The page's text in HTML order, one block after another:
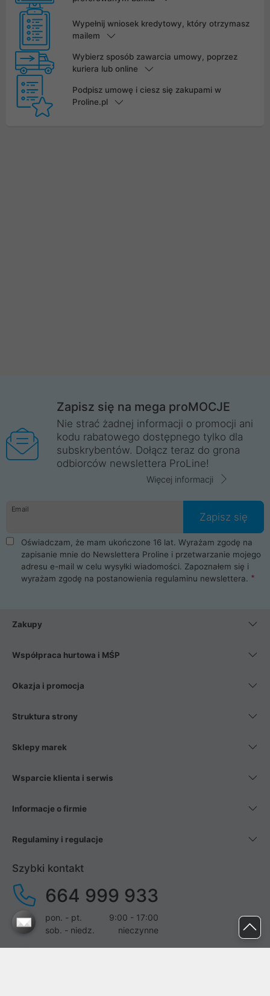
Wypełnij wniosek kredytowy, który otrzymasz
mailem
Wybierz sposób zawarcia umowy, poprzez
kuriera lub online
Podpisz umowę i ciesz się zakupami w
Proline.pl
Zapisz się na mega proMOCJE
Nie strać żadnej informacji o promocji ani
kodu rabatowego dostępnego tylko dla
subskrybentów. Dołącz teraz do grona
odbiorców newslettera ProLine!
Więcej informacji
Email
Zapisz się
Oświadczam, że mam ukończone 16 lat. Wyrażam zgodę na
zapisanie mnie do Newslettera Proline i przetwarzanie mojego
adresu e-mail w celu wysyłki wiadomości. Zapoznałem się i
wyrażam zgodę na postanowienia regulaminu newslettera.
Zakupy
Współpraca hurtowa i MŚP
Okazja i promocja
Struktura strony
Sklepy marek
Wsparcie klienta i serwis
Informacje o firmie
Regulaminy i regulacje
Szybki kontakt
664 999 933
pon. - pt.
9:00 - 17:00
sob. - niedz.
nieczynne